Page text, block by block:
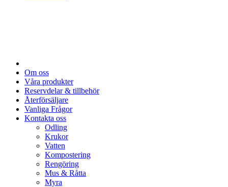
Om oss
Våra produkter
Reservdelar & tillbehör
Återförsäljare
Vanliga Frågor
Kontakta oss
Odling
Krukor
Vatten
Kompostering
Rengöring
Mus & Råtta
Myra